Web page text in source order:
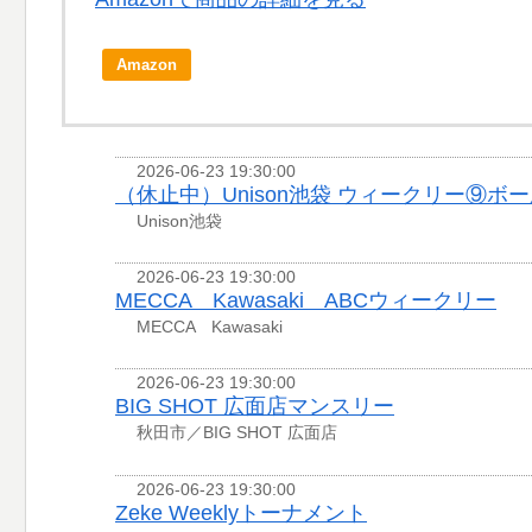
Amazon
2026-06-23 19:30:00
（休止中）Unison池袋 ウィークリー⑨ボ
Unison池袋
2026-06-23 19:30:00
MECCA Kawasaki ABCウィークリー
MECCA Kawasaki
2026-06-23 19:30:00
BIG SHOT 広面店マンスリー
秋田市／BIG SHOT 広面店
2026-06-23 19:30:00
Zeke Weeklyトーナメント